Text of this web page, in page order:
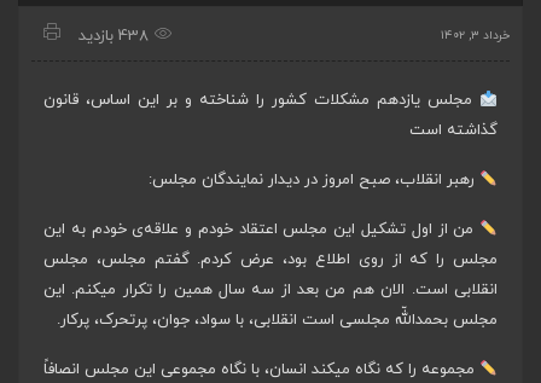
خرداد ۳, ۱۴۰۲ 438 بازدید
مجلس یازدهم مشکلات کشور را شناخته و بر این اساس، قانون
گذاشته است
رهبر انقلاب، صبح امروز در دیدار نمایندگان مجلس:
من از اول تشکیل این مجلس اعتقاد خودم و علاقه‌ی خودم به این
مجلس را که از روی اطلاع بود، عرض کردم. گفتم مجلس، مجلس
انقلابی است. الان هم من بعد از سه سال همین را تکرار میکنم. این
مجلس بحمداللّه مجلسی است انقلابی، با سواد، جوان، پرتحرک، پرکار.
مجموعه را که نگاه میکند انسان، با نگاه مجموعی این مجلس انصافاً